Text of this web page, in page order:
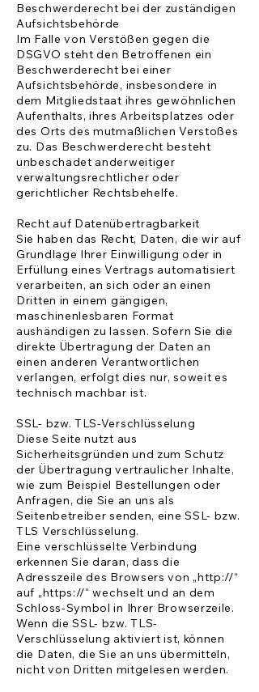
Beschwerderecht bei der zuständigen
Aufsichtsbehörde
Im Falle von Verstößen gegen die
DSGVO steht den Betroffenen ein
Beschwerderecht bei einer
Aufsichtsbehörde, insbesondere in
dem Mitgliedstaat ihres gewöhnlichen
Aufenthalts, ihres Arbeitsplatzes oder
des Orts des mutmaßlichen Verstoßes
zu. Das Beschwerderecht besteht
unbeschadet anderweitiger
verwaltungsrechtlicher oder
gerichtlicher Rechtsbehelfe.
Recht auf Datenübertragbarkeit
Sie haben das Recht, Daten, die wir auf
Grundlage Ihrer Einwilligung oder in
Erfüllung eines Vertrags automatisiert
verarbeiten, an sich oder an einen
Dritten in einem gängigen,
maschinenlesbaren Format
aushändigen zu lassen. Sofern Sie die
direkte Übertragung der Daten an
einen anderen Verantwortlichen
verlangen, erfolgt dies nur, soweit es
technisch machbar ist.
SSL- bzw. TLS-Verschlüsselung
Diese Seite nutzt aus
Sicherheitsgründen und zum Schutz
der Übertragung vertraulicher Inhalte,
wie zum Beispiel Bestellungen oder
Anfragen, die Sie an uns als
Seitenbetreiber senden, eine SSL- bzw.
TLS Verschlüsselung.
Eine verschlüsselte Verbindung
erkennen Sie daran, dass die
Adresszeile des Browsers von „http://“
auf „https://“ wechselt und an dem
Schloss-Symbol in Ihrer Browserzeile.
Wenn die SSL- bzw. TLS-
Verschlüsselung aktiviert ist, können
die Daten, die Sie an uns übermitteln,
nicht von Dritten mitgelesen werden.